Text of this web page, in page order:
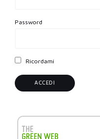
Password
Ricordami